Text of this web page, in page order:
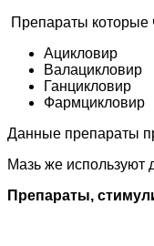
Препараты которые
Ацикловир
Валацикловир
Ганцикловир
Фармцикловир
Данные препараты
Мазь же используют
Препараты,